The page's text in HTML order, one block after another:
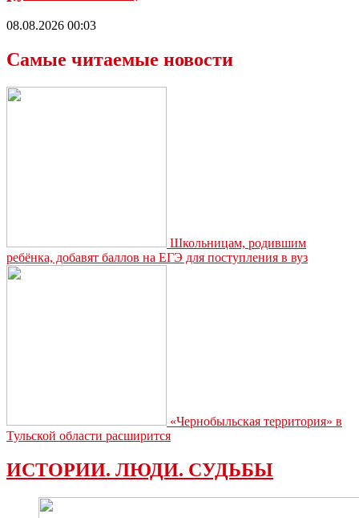
08.08.2026 00:03
Самые читаемые новости
Школьницам, родившим
ребёнка, добавят баллов на ЕГЭ для поступления в вуз
«Чернобыльская территория» в
Тульской области расширится
ИСТОРИИ. ЛЮДИ. СУДЬБЫ